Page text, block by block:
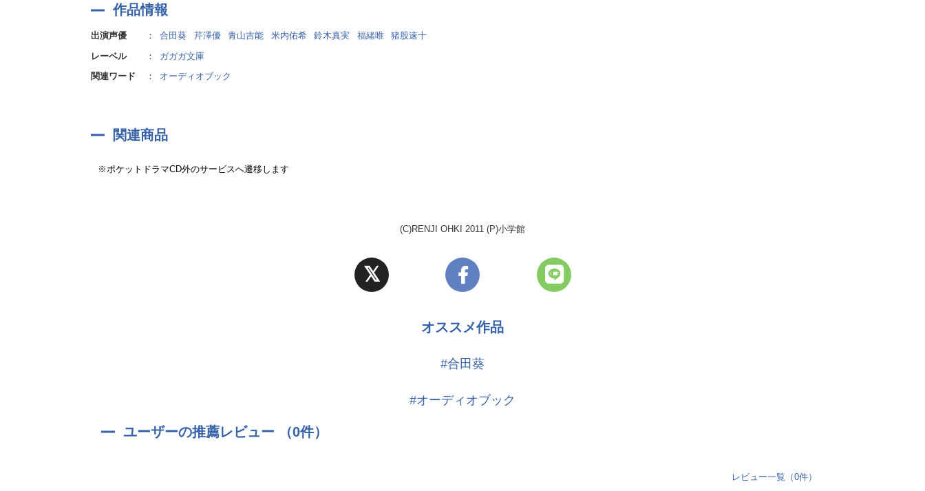
作品情報
出演声優 ： 合田葵 芹澤優 青山吉能 米内佑希 鈴木真実 福緒唯
猪股速十
レーベル
：
ガガガ文庫
関連ワード
： オーディオブック
関連商品
※ポケットドラマCD外のサービスへ遷移します
(C)RENJI OHKI 2011 (P)小学館
オススメ作品
#合田葵
#オーディオブック
ユーザーの推薦レビュー （0件）
レビュー一覧（0件）